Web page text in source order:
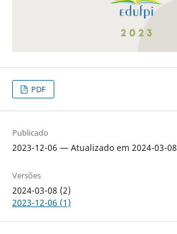
PDF
Publicado
2023-12-06 — Atualizado em 2024-03-08
Versões
2024-03-08 (2)
2023-12-06 (1)